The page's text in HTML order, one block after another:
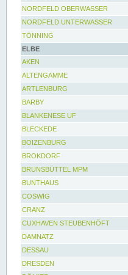
NORDFELD OBERWASSER
NORDFELD UNTERWASSER
TÖNNING
ELBE
AKEN
ALTENGAMME
ARTLENBURG
BARBY
BLANKENESE UF
BLECKEDE
BOIZENBURG
BROKDORF
BRUNSBÜTTEL MPM
BUNTHAUS
COSWIG
CRANZ
CUXHAVEN STEUBENHÖFT
DAMNATZ
DESSAU
DRESDEN